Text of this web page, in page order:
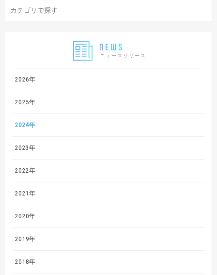
ニュースリリース
2026年
2025年
2024年
2023年
2022年
2021年
2020年
2019年
2018年